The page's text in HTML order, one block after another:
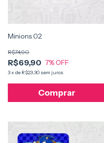
Minions 02
R$69,90
R$74,90
7% OFF
3x de R$23,30 sem juros
Comprar